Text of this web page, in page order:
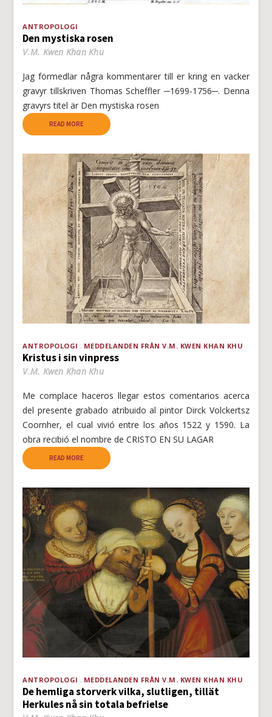
ANTROPOLOGI
Den mystiska rosen
V.M. Kwen Khan Khu
Jag förmedlar några kommentarer till er kring en vacker
gravyr tillskriven Thomas Scheffler ─1699-1756─. Denna
gravyrs titel är Den mystiska rosen
READ MORE
ANTROPOLOGI MEDDELANDEN FRÅN V.M. KWEN KHAN KHU
Kristus i sin vinpress
V.M. Kwen Khan Khu
Me complace haceros llegar estos comentarios acerca
del presente grabado atribuido al pintor Dirck Volckertsz
Coornher, el cual vivió entre los años 1522 y 1590. La
obra recibió el nombre de CRISTO EN SU LAGAR
READ MORE
ANTROPOLOGI MEDDELANDEN FRÅN V.M. KWEN KHAN KHU
De hemliga storverk vilka, slutligen, tillät
Herkules nå sin totala befrielse